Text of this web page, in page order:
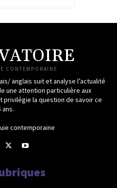
CONTEMPORAINE
anglais suit et analyse l’actualité
une attention particulière aux
la question de savoir ce
ans.
contemporaine